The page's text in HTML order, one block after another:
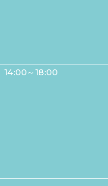
14:00～18:00